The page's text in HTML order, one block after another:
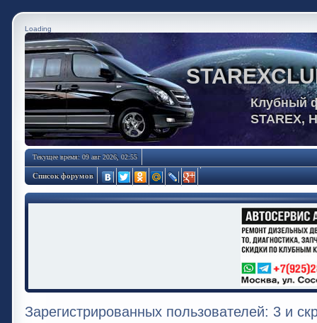
Loading
Клубный
STAREX,
Текущее время: 09 авг 2026, 02:55
Список форумов
Зарегистрированных пользователей: 3 и